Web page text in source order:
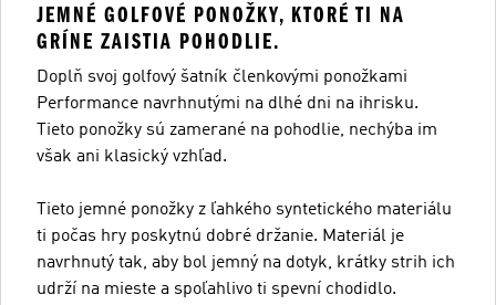
JEMNÉ GOLFOVÉ PONOŽKY, KTORÉ TI NA
GRÍNE ZAISTIA POHODLIE.
Doplň svoj golfový šatník členkovými ponožkami
Performance navrhnutými na dlhé dni na ihrisku.
Tieto ponožky sú zamerané na pohodlie, nechýba im
však ani klasický vzhľad.
Tieto jemné ponožky z ľahkého syntetického materiálu
ti počas hry poskytnú dobré držanie. Materiál je
navrhnutý tak, aby bol jemný na dotyk, krátky strih ich
udrží na mieste a spoľahlivo ti spevní chodidlo.